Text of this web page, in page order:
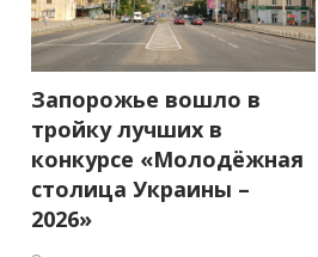
Запорожье вошло в
тройку лучших в
конкурсе «Молодёжная
столица Украины –
2026»